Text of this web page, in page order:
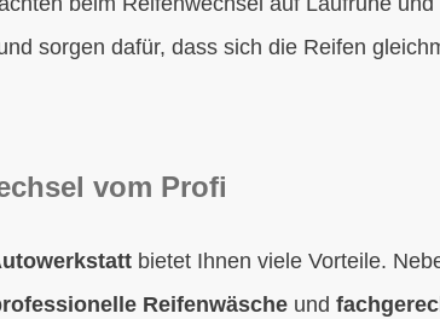
sorgen dafür, dass sich die Reifen
vom Profi
bietet Ihnen viele Vorteile.
Reifenwäsche und